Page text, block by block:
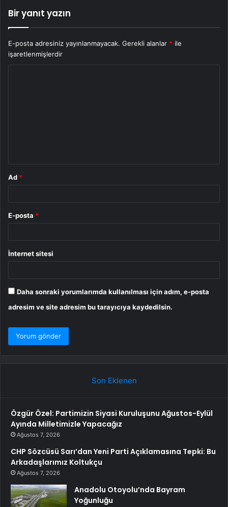
Bir yanıt yazın
E-posta adresiniz yayınlanmayacak. Gerekli alanlar * ile
işaretlenmişlerdir
Ad *
E-posta *
İnternet sitesi
Daha sonraki yorumlarımda kullanılması için adım, e-posta
adresim ve site adresim bu tarayıcıya kaydedilsin.
Son Eklenen
Özgür Özel: Partimizin Siyasi Kuruluşunu Ağustos-Eylül
Ayında Milletimizle Yapacağız
Ağustos 7, 2026
CHP Sözcüsü Sarı’dan Yeni Parti Açıklamasına Tepki: Bu
Arkadaşlarımız Koltukçu
Ağustos 7, 2026
Anadolu Otoyolu’nda Bayram
Yoğunluğu